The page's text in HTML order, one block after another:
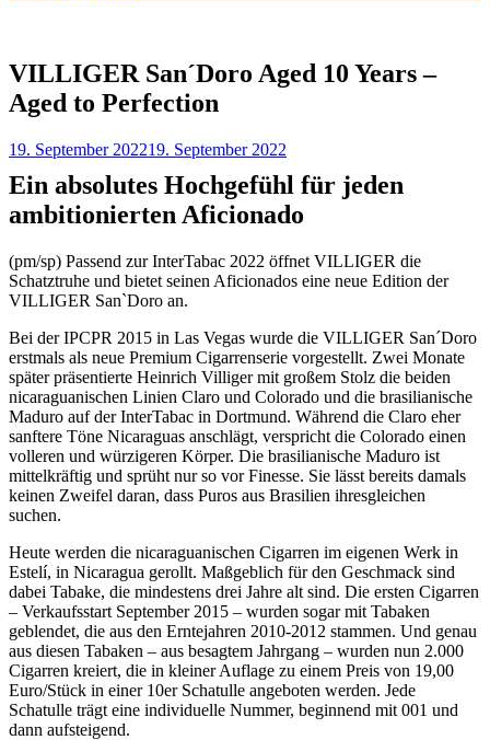
VILLIGER San´Doro Aged 10 Years –
Aged to Perfection
19. September 202219. September 2022
Ein absolutes Hochgefühl für jeden
ambitionierten Aficionado
(pm/sp) Passend zur InterTabac 2022 öffnet VILLIGER die
Schatztruhe und bietet seinen Aficionados eine neue Edition der
VILLIGER San`Doro an.
Bei der IPCPR 2015 in Las Vegas wurde die VILLIGER San´Doro
erstmals als neue Premium Cigarrenserie vorgestellt. Zwei Monate
später präsentierte Heinrich Villiger mit großem Stolz die beiden
nicaraguanischen Linien Claro und Colorado und die brasilianische
Maduro auf der InterTabac in Dortmund. Während die Claro eher
sanftere Töne Nicaraguas anschlägt, verspricht die Colorado einen
volleren und würzigeren Körper. Die brasilianische Maduro ist
mittelkräftig und sprüht nur so vor Finesse. Sie lässt bereits damals
keinen Zweifel daran, dass Puros aus Brasilien ihresgleichen
suchen.
Heute werden die nicaraguanischen Cigarren im eigenen Werk in
Estelí, in Nicaragua gerollt. Maßgeblich für den Geschmack sind
dabei Tabake, die mindestens drei Jahre alt sind. Die ersten Cigarren
– Verkaufsstart September 2015 – wurden sogar mit Tabaken
geblendet, die aus den Erntejahren 2010-2012 stammen. Und genau
aus diesen Tabaken – aus besagtem Jahrgang – wurden nun 2.000
Cigarren kreiert, die in kleiner Auflage zu einem Preis von 19,00
Euro/Stück in einer 10er Schatulle angeboten werden. Jede
Schatulle trägt eine individuelle Nummer, beginnend mit 001 und
dann aufsteigend.